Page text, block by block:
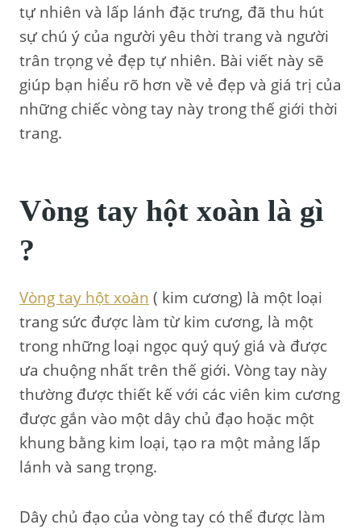
tự nhiên và lấp lánh đặc trưng, đã thu hút
sự chú ý của người yêu thời trang và người
trân trọng vẻ đẹp tự nhiên. Bài viết này sẽ
giúp bạn hiểu rõ hơn về vẻ đẹp và giá trị của
những chiếc vòng tay này trong thế giới thời
trang.
Vòng tay hột xoàn là gì
?
Vòng tay hột xoàn ( kim cương) là một loại
trang sức được làm từ kim cương, là một
trong những loại ngọc quý quý giá và được
ưa chuộng nhất trên thế giới. Vòng tay này
thường được thiết kế với các viên kim cương
được gắn vào một dây chủ đạo hoặc một
khung bằng kim loại, tạo ra một mảng lấp
lánh và sang trọng.
Dây chủ đạo của vòng tay có thể được làm